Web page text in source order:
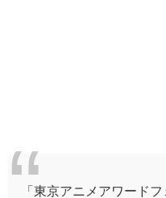
「東京アニメアワード